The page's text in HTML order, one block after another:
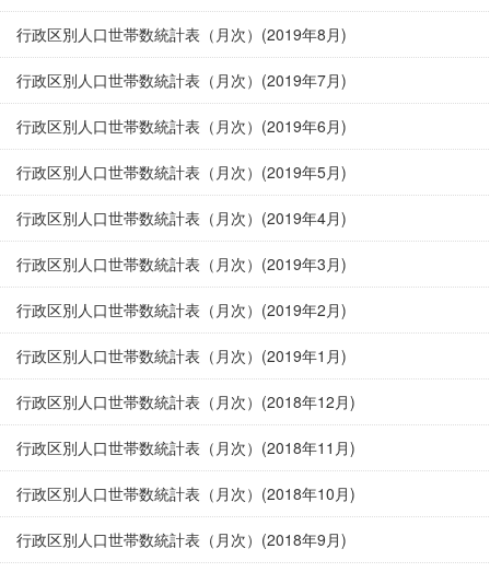
行政区別人口世帯数統計表（月次）(2019年8月)
行政区別人口世帯数統計表（月次）(2019年7月)
行政区別人口世帯数統計表（月次）(2019年6月)
行政区別人口世帯数統計表（月次）(2019年5月)
行政区別人口世帯数統計表（月次）(2019年4月)
行政区別人口世帯数統計表（月次）(2019年3月)
行政区別人口世帯数統計表（月次）(2019年2月)
行政区別人口世帯数統計表（月次）(2019年1月)
行政区別人口世帯数統計表（月次）(2018年12月)
行政区別人口世帯数統計表（月次）(2018年11月)
行政区別人口世帯数統計表（月次）(2018年10月)
行政区別人口世帯数統計表（月次）(2018年9月)